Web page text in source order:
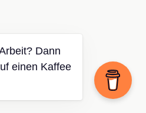
Dann
einen Kaffee